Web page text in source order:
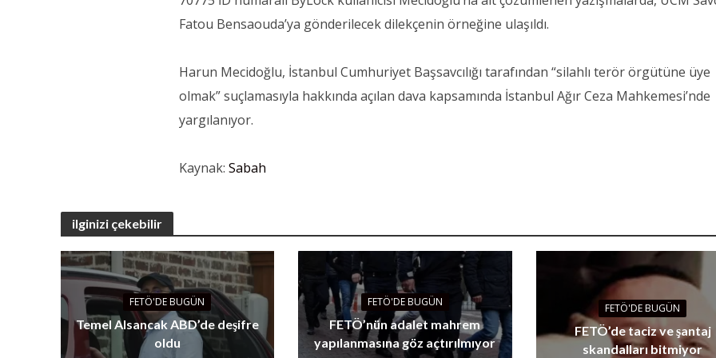
Fatou Bensaouda’ya gönderilecek dilekçenin örneğine ulaşıldı.
Harun Mecidoğlu, İstanbul Cumhuriyet Başsavcılığı tarafından “silahlı terör örgütüne üye
olmak” suçlamasıyla hakkında açılan dava kapsamında İstanbul Ağır Ceza Mahkemesi’nde
yargılanıyor.
Kaynak:Sabah
ilginizi çekebilir
FETÖ'DE BUGÜN
Temel Alsancak ABD’de deşifre
oldu
FETÖ'DE BUGÜN
FETÖ’nün adalet mahrem
yapılanmasına göz açtırılmıyor
FETÖ'DE BUGÜN
FETÖ’de taciz ve şantaj
skandalları bitmiyor